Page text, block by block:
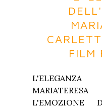
FILM
L'EMOZIONE